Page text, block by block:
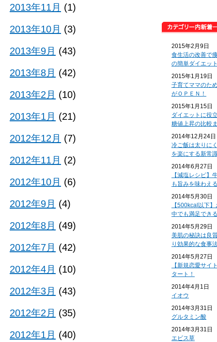
2015年2月9日
食生活の改善で
の簡単ダイエッ
2015年1月19日
子育てママのた
がＯＰＥＮ！
2015年1月15日
ダイエットに役
糖値上昇の比較
2014年12月24日
冷ご飯は太りに
を楽にする新常
2014年6月27日
【減塩レシピ】
も旨みを味わえ
2014年5月30日
【500kcal以下
中でも満足でき
2014年5月29日
美肌の秘訣は良
り効果的な食事
2014年5月27日
【新規恋愛サイ
タート！
2014年4月1日
イオウ
2014年3月31日
グルタミン酸
2014年3月31日
エビス草
2013年11月 (1)
2013年10月 (3)
2013年9月 (43)
2013年8月 (42)
2013年2月 (10)
2013年1月 (21)
2012年12月 (7)
2012年11月 (2)
2012年10月 (6)
2012年9月 (4)
2012年8月 (49)
2012年7月 (42)
2012年4月 (10)
2012年3月 (43)
2012年2月 (35)
2012年1月 (40)